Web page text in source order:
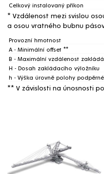
Celkový instalovaný příkon
* Vzdálenost mezi svislou
a osou vratného bubnu
Provozní hmotnost
A - Minimální offset **
B - Maximální vzdálenost
H - Dosah zakládacího výložníku
h - Výška úrovně polohy
** V závislosti na únosnosti